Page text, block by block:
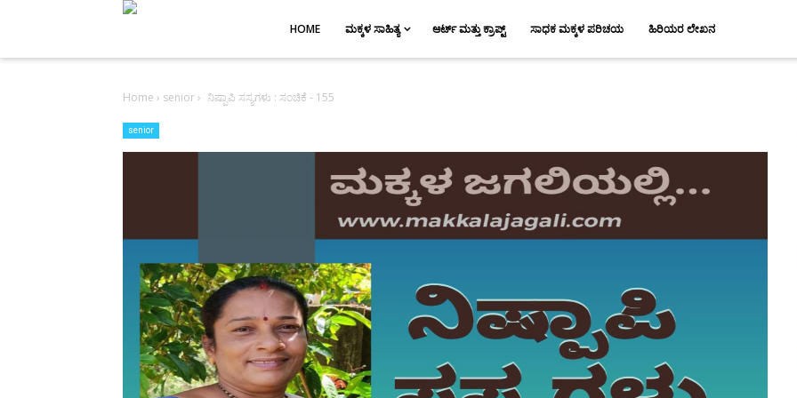
HOME ಮಕ್ಕಳ ಸಾಹಿತ್ಯ ಆರ್ಟ್ ಮತ್ತು ಕ್ರಾಪ್ಟ್ ಸಾಧಕ ಮಕ್ಕಳ ಪರಿಚಯ ಹಿರಿಯರ ಲೇಖನ
Home › senior› ನಿಷ್ಪಾಪಿ ಸಸ್ಯಗಳು : ಸಂಚಿಕೆ - 155
senior